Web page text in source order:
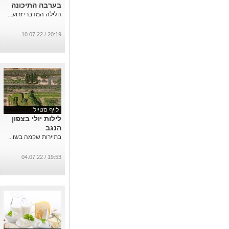
בערבה התיכונה
הלילה המדברי זרוע...
20:19 / 10.07.22
לייף סטייל
לילות יולי בצפון
הנגב
בתיירות שקמה בשו...
19:53 / 04.07.22